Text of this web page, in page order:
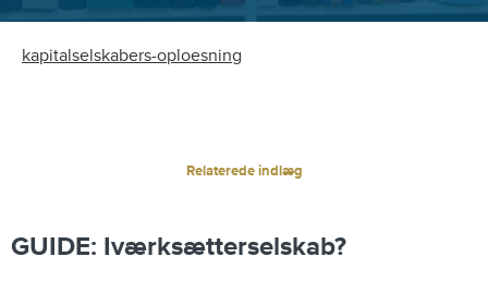
kapitalselskabers-oploesning
Relaterede indlæg
GUIDE: Iværksætterselskab?